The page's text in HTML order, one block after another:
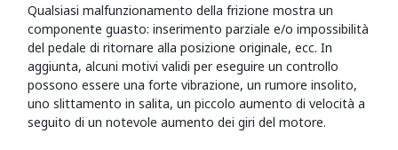
Qualsiasi malfunzionamento della frizione mostra un
componente guasto: inserimento parziale e/o impossibilità
del pedale di ritornare alla posizione originale, ecc. In
aggiunta, alcuni motivi validi per eseguire un controllo
possono essere una forte vibrazione, un rumore insolito,
uno slittamento in salita, un piccolo aumento di velocità a
seguito di un notevole aumento dei giri del motore.